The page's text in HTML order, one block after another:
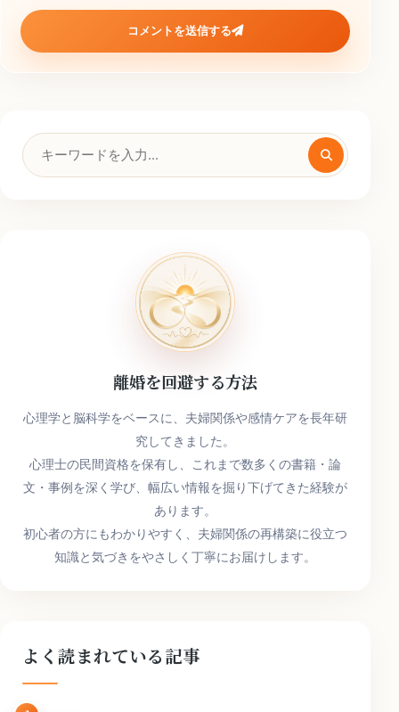
コメントを送信する
検
索
離婚を回避する方法
心理学と脳科学をベースに、夫婦関係や感情ケアを長年研
究してきました。
心理士の民間資格を保有し、これまで数多くの書籍・論
文・事例を深く学び、幅広い情報を掘り下げてきた経験が
あります。
初心者の方にもわかりやすく、夫婦関係の再構築に役立つ
知識と気づきをやさしく丁寧にお届けします。
よく読まれている記事